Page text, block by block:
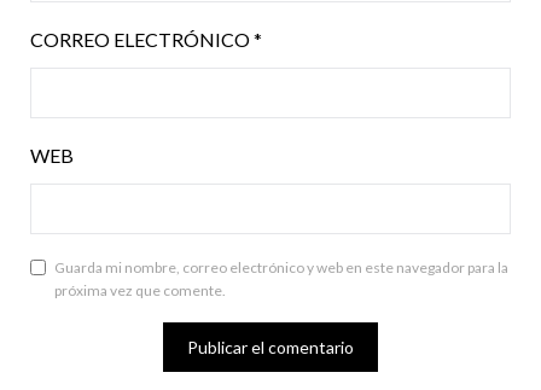
CORREO ELECTRÓNICO*
WEB
Guarda mi nombre, correo electrónico y web en este navegador para la
próxima vez que comente.